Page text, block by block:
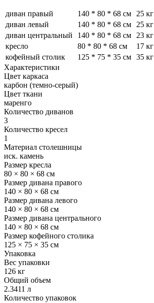
диван правый 140 * 80 * 68 см 25 кг
диван левый
140 * 80 * 68 см 25 кг
диван центральный
140 * 80 * 68 см 23 кг
кресло
80 * 80 * 68 см 17 кг
кофейный столик
125 * 75 * 35 см 35 кг
Характеристики
Цвет каркаса
карбон (темно-серый)
Цвет ткани
маренго
Количество диванов
3
Количество кресел
1
Материал столешницы
иск. камень
Размер кресла
80 × 80 × 68 см
Размер дивана правого
140 × 80 × 68 см
Размер дивана левого
140 × 80 × 68 см
Размер дивана центрального
140 × 80 × 68 см
Размер кофейного столика
125 × 75 × 35 см
Упаковка
Вес упаковки
126 кг
Общий объем
2.3411 л
Количество упаковок